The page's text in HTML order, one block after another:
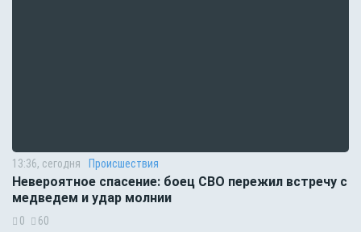
13:36, сегодня Происшествия
Невероятное спасение: боец СВО пережил встречу с
медведем и удар молнии
0 60